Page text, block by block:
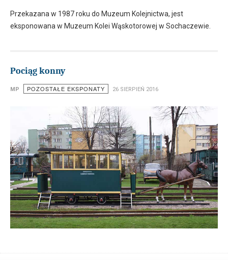
Przekazana w 1987 roku do Muzeum Kolejnictwa, jest
eksponowana w Muzeum Kolei Wąskotorowej w Sochaczewie.
Pociąg konny
MP POZOSTAŁE EKSPONATY 26 SIERPIEŃ 2016